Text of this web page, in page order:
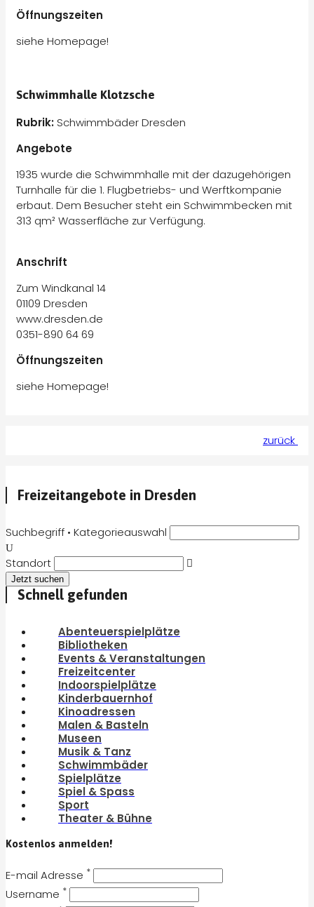
Öffnungszeiten
siehe Homepage!
Schwimmhalle Klotzsche
Rubrik: Schwimmbäder Dresden
Angebote
1935 wurde die Schwimmhalle mit der dazugehörigen
Turnhalle für die 1. Flugbetriebs- und Werftkompanie
erbaut. Dem Besucher steht ein Schwimmbecken mit
313 qm² Wasserfläche zur Verfügung.
Anschrift
Zum Windkanal 14
01109 Dresden
www.dresden.de
0351-890 64 69
Öffnungszeiten
siehe Homepage!
zurück
Freizeitangebote in Dresden
Suchbegriff • Kategorieauswahl
Standort
Schnell gefunden
Abenteuerspielplätze
Bibliotheken
Events & Veranstaltungen
Freizeitcenter
Indoorspielplätze
Kinderbauernhof
Kinoadressen
Malen & Basteln
Museen
Musik & Tanz
Schwimmbäder
Spielplätze
Spiel & Spass
Sport
Theater & Bühne
Kostenlos anmelden!
E-mail Adresse *
Username *